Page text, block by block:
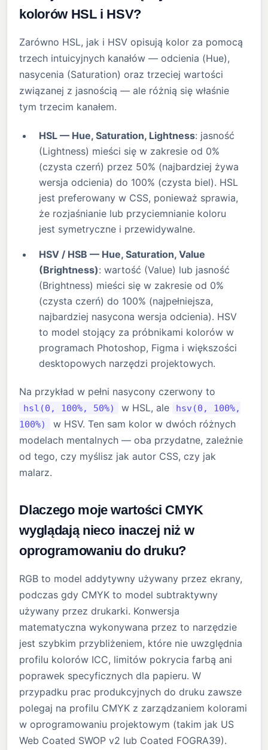
kolorów HSL i HSV?
Zarówno HSL, jak i HSV opisują kolor za pomocą
trzech intuicyjnych kanałów — odcienia (Hue),
nasycenia (Saturation) oraz trzeciej wartości
związanej z jasnością — ale różnią się właśnie
tym trzecim kanałem.
HSL — Hue, Saturation, Lightness: jasność
(Lightness) mieści się w zakresie od 0%
(czysta czerń) przez 50% (najbardziej żywa
wersja odcienia) do 100% (czysta biel). HSL
jest preferowany w CSS, ponieważ sprawia,
że rozjaśnianie lub przyciemnianie koloru
jest symetryczne i przewidywalne.
HSV / HSB — Hue, Saturation, Value
(Brightness): wartość (Value) lub jasność
(Brightness) mieści się w zakresie od 0%
(czysta czerń) do 100% (najpełniejsza,
najbardziej nasycona wersja odcienia). HSV
to model stojący za próbnikami kolorów w
programach Photoshop, Figma i większości
desktopowych narzędzi projektowych.
Na przykład w pełni nasycony czerwony to
hsl(0, 100%, 50%) w HSL, ale
hsv(0, 100%,
100%)
w HSV. Ten sam kolor w dwóch różnych
modelach mentalnych — oba przydatne, zależnie
od tego, czy myślisz jak autor CSS, czy jak
malarz.
Dlaczego moje wartości CMYK
wyglądają nieco inaczej niż w
oprogramowaniu do druku?
RGB to model addytywny używany przez ekrany,
podczas gdy CMYK to model subtraktywny
używany przez drukarki. Konwersja
matematyczna wykonywana przez to narzędzie
jest szybkim przybliżeniem, które nie uwzględnia
profilu kolorów ICC, limitów pokrycia farbą ani
poprawek specyficznych dla papieru. W
przypadku prac produkcyjnych do druku zawsze
polegaj na profilu CMYK z zarządzaniem kolorami
w oprogramowaniu projektowym (takim jak US
Web Coated SWOP v2 lub Coated FOGRA39).